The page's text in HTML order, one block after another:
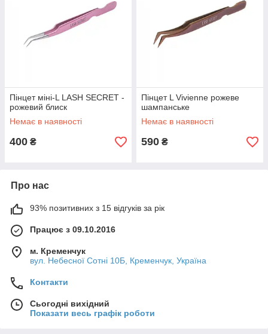
Пінцет міні-L LASH SECRET -
рожевий блиск
Немає в наявності
400 ₴
Пінцет L Vivienne рожеве
шампанське
Немає в наявності
590 ₴
Про нас
93% позитивних з 15 відгуків за рік
Працює з 09.10.2016
м. Кременчук
вул. Небесної Сотні 10Б, Кременчук, Україна
Контакти
Сьогодні вихідний
Показати весь графік роботи